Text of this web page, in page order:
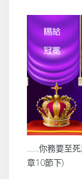
……你務要至
章10節下)